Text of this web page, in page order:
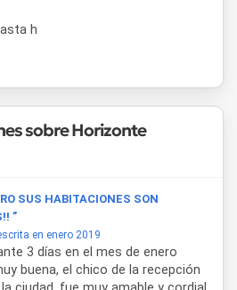
h
sobre Horizonte
SUS HABITACIONES SON
”
en enero 2019
3 días en el mes de enero
buena, el chico de la recepción